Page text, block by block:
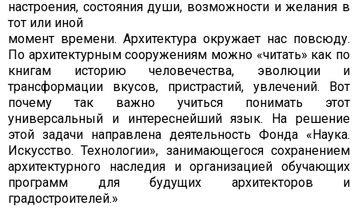
настроения, состояния души, возможности и желания в
тот или иной
момент времени. Архитектура окружает нас повсюду.
По архитектурным сооружениям можно «читать» как по
книгам историю человечества, эволюции и
трансформации вкусов, пристрастий, увлечений. Вот
почему так важно учиться понимать этот
универсальный и интереснейший язык. На решение
этой задачи направлена деятельность Фонда «Наука.
Искусство. Технологии», занимающегося сохранением
архитектурного наследия и организацией обучающих
программ для будущих архитекторов и
градостроителей.»